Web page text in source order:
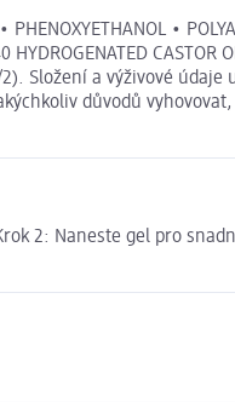
•
2). Složení a výživové
důvodů
2: Naneste gel pro